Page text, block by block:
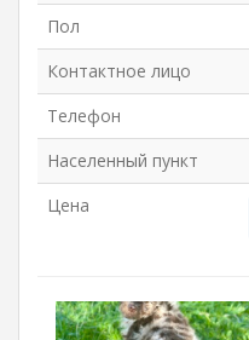
Пол
Контактное лицо
Телефон
Населенный пункт
Цена